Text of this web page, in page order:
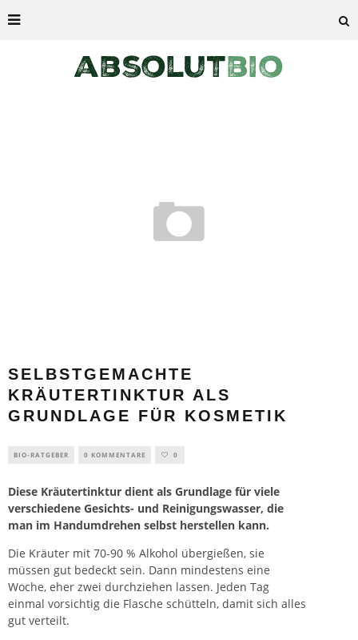
SELBSTGEMACHTE
KRÄUTERTINKTUR ALS
GRUNDLAGE FÜR KOSMETIK
BIO-RATGEBER 0 KOMMENTARE 0
Diese Kräutertinktur dient als Grundlage für viele
verschiedene Gesichts- und Reinigungswasser, die
man im Handumdrehen selbst herstellen kann.
Die Kräuter mit 70-90 % Alkohol übergießen, sie
müssen gut bedeckt sein. Dann mindestens eine
Woche, eher zwei durchziehen lassen. Jeden Tag
einmal vorsichtig die Flasche schütteln, damit sich alles
gut verteilt.